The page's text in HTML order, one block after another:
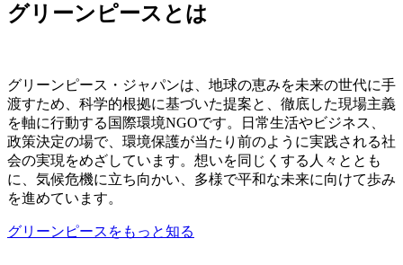
グリーンピースとは
グリーンピース・ジャパンは、地球の恵みを未来の世代に手
渡すため、科学的根拠に基づいた提案と、徹底した現場主義
を軸に行動する国際環境NGOです。日常生活やビジネス、
政策決定の場で、環境保護が当たり前のように実践される社
会の実現をめざしています。想いを同じくする人々ととも
に、気候危機に立ち向かい、多様で平和な未来に向けて歩み
を進めています。
グリーンピースをもっと知る